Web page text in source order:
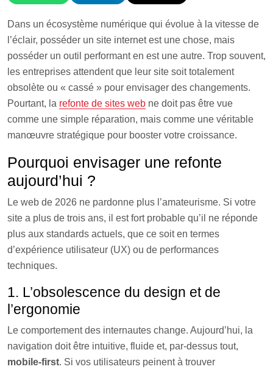
Dans un écosystème numérique qui évolue à la vitesse de
l’éclair, posséder un site internet est une chose, mais
posséder un outil performant en est une autre. Trop souvent,
les entreprises attendent que leur site soit totalement
obsolète ou « cassé » pour envisager des changements.
Pourtant, la refonte de sites web ne doit pas être vue
comme une simple réparation, mais comme une véritable
manœuvre stratégique pour booster votre croissance.
Pourquoi envisager une refonte
aujourd’hui ?
Le web de 2026 ne pardonne plus l’amateurisme. Si votre
site a plus de trois ans, il est fort probable qu’il ne réponde
plus aux standards actuels, que ce soit en termes
d’expérience utilisateur (UX) ou de performances
techniques.
1. L’obsolescence du design et de
l’ergonomie
Le comportement des internautes change. Aujourd’hui, la
navigation doit être intuitive, fluide et, par-dessus tout,
mobile-first. Si vos utilisateurs peinent à trouver